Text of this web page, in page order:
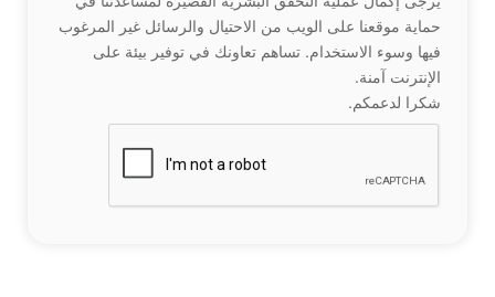
حماية موقعنا على الويب من الاحتيال والرسائل غير المرغوب
فيها وسوء الاستخدام. تساهم تعاونك في توفير بيئة على
الإنترنت آمنة.
شكرا لدعمكم.